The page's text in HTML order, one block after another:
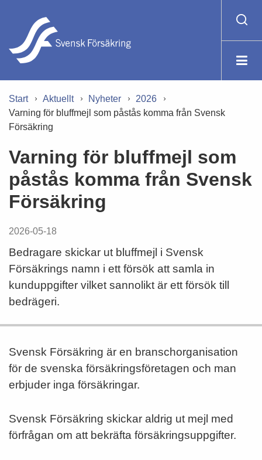
Start Aktuellt Nyheter
2026
Varning för bluffmejl som påstås komma från Svensk
Försäkring
Varning för bluffmejl som
påstås komma från Svensk
Försäkring
2026-05-18
Bedragare skickar ut bluffmejl i Svensk
Försäkrings namn i ett försök att samla in
kunduppgifter vilket sannolikt är ett försök till
bedrägeri.
Svensk Försäkring är en branschorganisation
för de svenska försäkringsföretagen och man
erbjuder inga försäkringar.
Svensk Försäkring skickar aldrig ut mejl med
förfrågan om att bekräfta försäkringsuppgifter.